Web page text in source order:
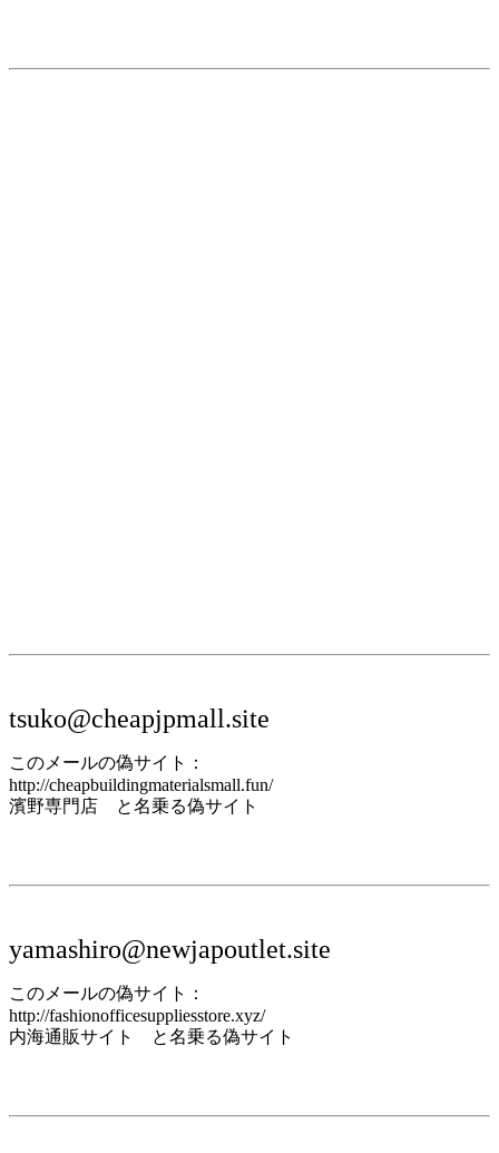
tsuko@cheapjpmall.site
このメールの偽サイト：
http://cheapbuildingmaterialsmall.fun/
濱野専門店 と名乗る偽サイト
yamashiro@newjapoutlet.site
このメールの偽サイト：
http://fashionofficesuppliesstore.xyz/
内海通販サイト と名乗る偽サイト